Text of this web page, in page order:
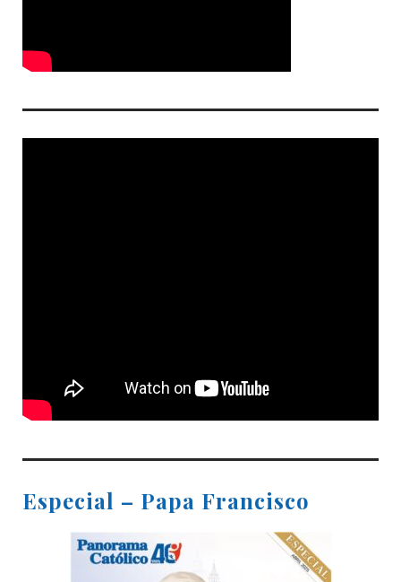
Especial – Papa Francisco